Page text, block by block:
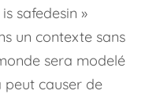
safedesin »
un contexte sans
sera modelé
peut causer de